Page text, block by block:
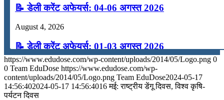
📝 डेली करेंट अफेयर्स: 04-06 अगस्त 2026
August 4, 2026
📝 डेली करेंट अफेयर्स: 01-03 अगस्त 2026
July 31, 2026
📝 डेली करेंट अफेयर्स: 28-31 जुलाई 2026
https://www.edudose.com/wp-content/uploads/2014/05/Logo.png 0
0 Team EduDose https://www.edudose.com/wp-
content/uploads/2014/05/Logo.png Team EduDose2024-05-17
14:56:402024-05-17 14:56:4016 मई: राष्ट्रीय डेंगू दिवस, विश्व कृषि-
पर्यटन दिवस